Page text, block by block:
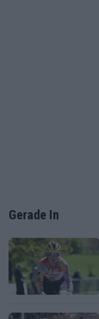
Gerade In